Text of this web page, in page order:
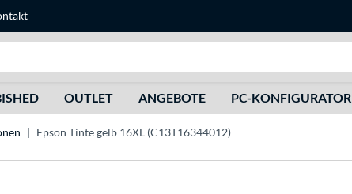
OUTLET ANGEBOTE PC-KONFIGURATOR
Epson Tinte gelb 16XL (C13T16344012)